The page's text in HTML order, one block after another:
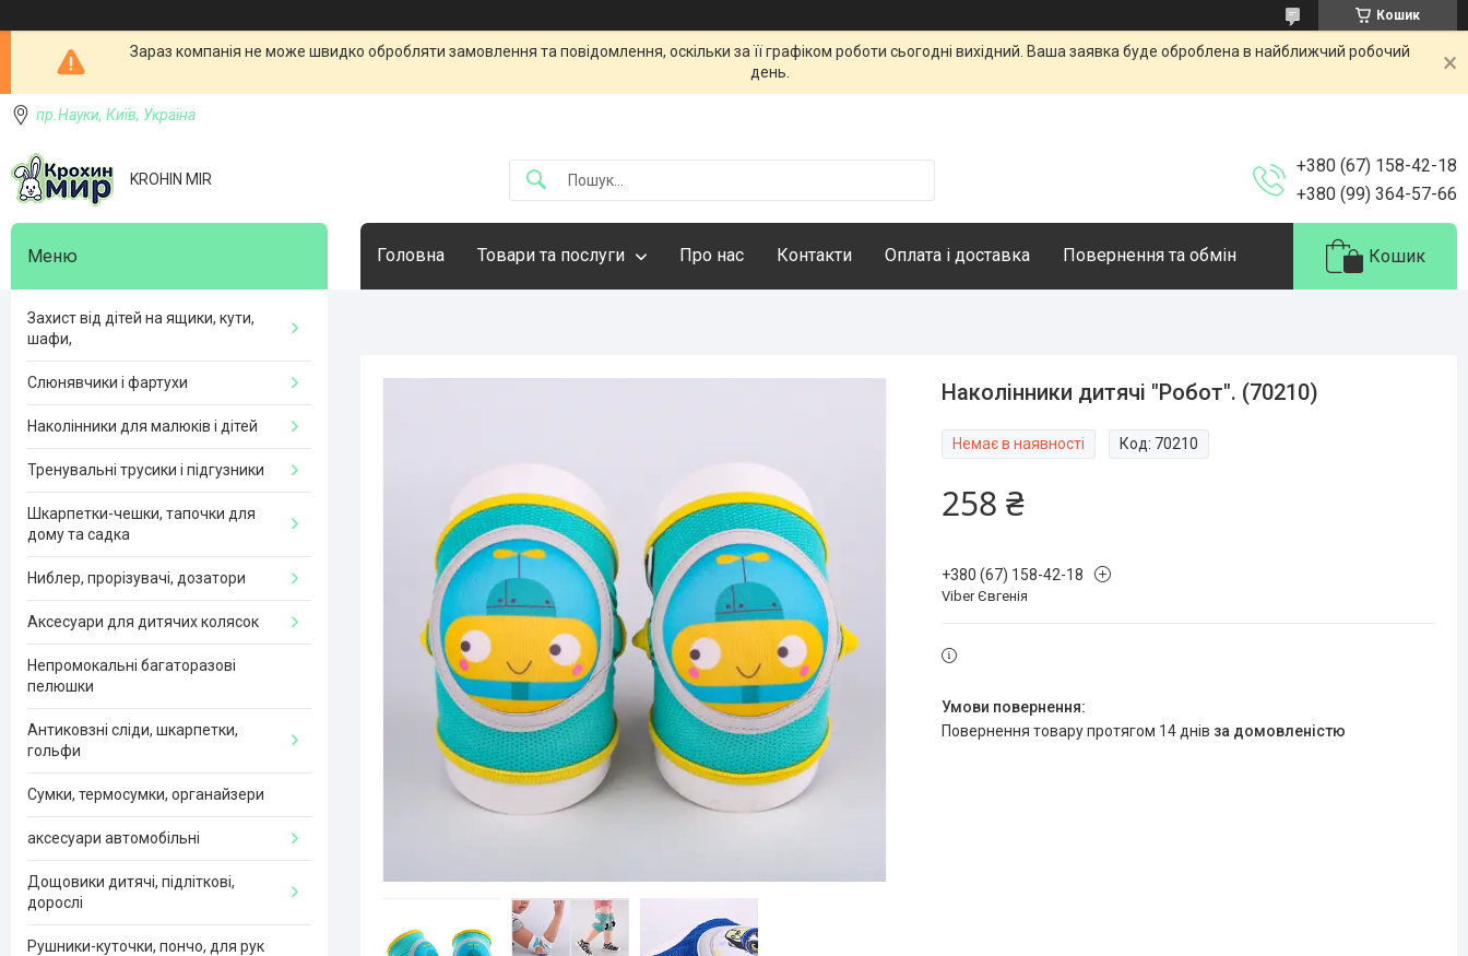
Кошик
Зараз компанія не може швидко обробляти замовлення та повідомлення, оскільки за її графіком роботи сьогодні вихідний. Ваша заявка буде оброблена в найближчий робочий
день.
пр.Науки, Київ, Україна
KROHIN MIR
+380 (67) 158-42-18
+380 (99) 364-57-66
Головна Товари та послуги Про нас Контакти Оплата і доставка Повернення та обмін Кошик
Наколінники дитячі "Робот". (70210)
Немає в наявності Код: 70210
258 ₴
+380 (67) 158-42-18
Viber Євгенія
повернення товару протягом 14 днів за домовленістю
Захист від дітей на ящики, кути,
шафи,
Слюнявчики і фартухи
Наколінники для малюків і дітей
Тренувальні трусики і підгузники
Шкарпетки-чешки, тапочки для
дому та садка
Ниблер, прорізувачі, дозатори
Аксесуари для дитячих колясок
Непромокальні багаторазові
пелюшки
Антиковзні сліди, шкарпетки,
гольфи
Сумки, термосумки, органайзери
аксесуари автомобільні
Дощовики дитячі, підліткові,
дорослі
Рушники-куточки, пончо, для рук